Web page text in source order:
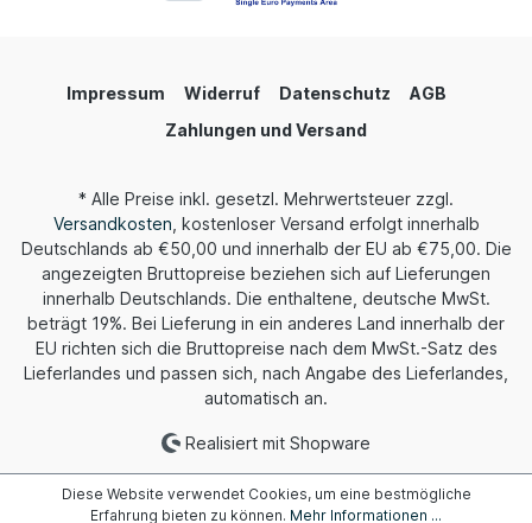
Impressum Widerruf Datenschutz
AGB
Zahlungen und Versand
* Alle Preise inkl. gesetzl. Mehrwertsteuer zzgl.
Versandkosten , kostenloser Versand erfolgt innerhalb
Deutschlands ab €50,00 und innerhalb der EU ab €75,00. Die
angezeigten Bruttopreise beziehen sich auf Lieferungen
innerhalb Deutschlands. Die enthaltene, deutsche MwSt.
beträgt 19%. Bei Lieferung in ein anderes Land innerhalb der
EU richten sich die Bruttopreise nach dem MwSt.-Satz des
Lieferlandes und passen sich, nach Angabe des Lieferlandes,
automatisch an.
Realisiert mit Shopware
Diese Website verwendet Cookies, um eine bestmögliche
Erfahrung bieten zu können. Mehr Informationen ...